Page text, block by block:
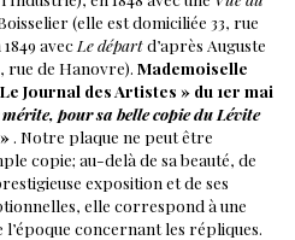
(elle est domiciliée 33, rue
avec Le départd’après Auguste
rue de Hanovre). Mademoiselle
Journal des Artistes » du 1er mai
mérite, pour sa belle copie du Lévite
. Notre plaque ne peut être
copie; au-delà de sa beauté, de
exposition et de ses
elle correspond à une
concernant les répliques.